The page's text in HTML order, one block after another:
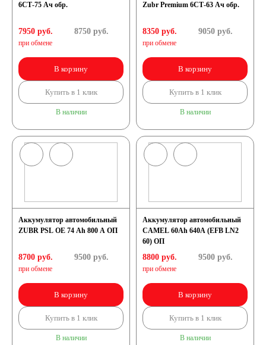
6СТ-75 Ач обр.
7950 руб.
при обмене
8750руб.
В корзину
Купить в 1 клик
В наличии
Zubr Premium 6СТ-63 Ач обр.
8350 руб.
при обмене
9050руб.
В корзину
Купить в 1 клик
В наличии
Аккумулятор автомобильный
ZUBR PSL OE 74 Ah 800 A ОП
8700 руб.
при обмене
9500руб.
В корзину
Купить в 1 клик
В наличии
Аккумулятор автомобильный
CAMEL 60Ah 640A (EFB LN2
60) ОП
8800 руб.
при обмене
9500руб.
В корзину
Купить в 1 клик
В наличии